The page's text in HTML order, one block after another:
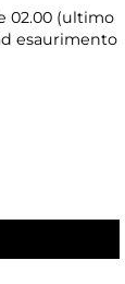
02.00 (ultimo
esaurimento